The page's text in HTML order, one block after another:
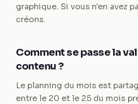
graphique. Si vous n'en avez
créons.
Comment se passe la
contenu ?
Le planning du mois est
entre le 20 et le 25 du mois